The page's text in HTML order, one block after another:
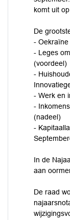
komt uit
De
-
- Leges
(voordeel)
-
- Werk en
-
(nadeel)
-
In de
aan
De raad